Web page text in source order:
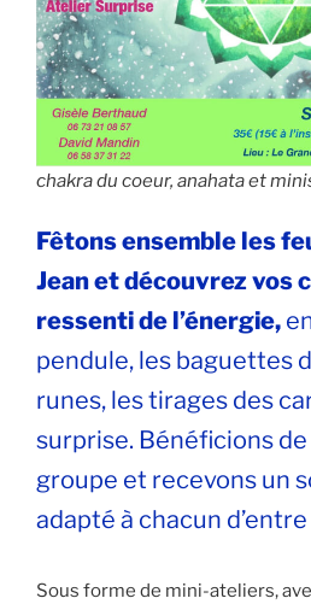
chakra du coeur, anahata et
Fêtons ensemble les
Jean et découvrez vos
ressenti de l’énergie,
pendule, les baguettes
runes, les tirages des
surprise. Bénéficions de
groupe et recevons un
adapté à chacun
Sous forme de mini-ateliers,